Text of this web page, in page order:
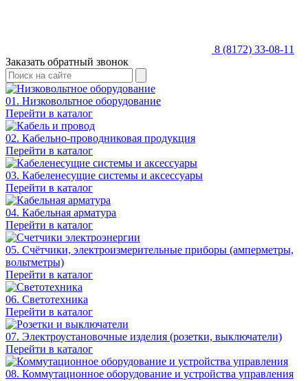
8 (8172) 33-08-11
Заказать обратный звонок
01. Низковольтное оборудование
Перейти в каталог
02. Кабельно-проводниковая продукция
Перейти в каталог
03. Кабеленесущие системы и аксессуары
Перейти в каталог
04. Кабельная арматура
Перейти в каталог
05. Счётчики, электроизмерительные приборы (амперметры,
вольтметры)
Перейти в каталог
06. Светотехника
Перейти в каталог
07. Электроустановочные изделия (розетки, выключатели)
Перейти в каталог
08. Коммутационное оборудование и устройства управления